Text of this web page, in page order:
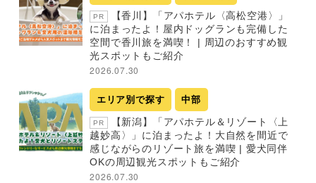
PR
【香川】「アパホテル〈高松空港〉」
に泊まったよ！屋内ドッグランも完備した
空間で香川旅を満喫！ | 周辺のおすすめ観
光スポットもご紹介
2026.07.30
エリア別で探す 中部
PR
【新潟】「アパホテル＆リゾート〈上
越妙高〉」に泊まったよ！大自然を間近で
感じながらのリゾート旅を満喫 | 愛犬同伴
OKの周辺観光スポットもご紹介
2026.07.30